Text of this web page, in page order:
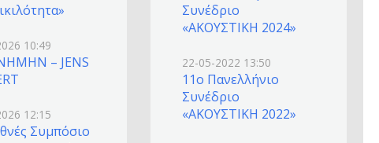
10:49
– JENS
12:15
Συμπόσιο
Συνέδριο
«ΑΚΟΥΣΤΙΚΗ 2024»
22-05-2022 13:50
11o Πανελλήνιο
Συνέδριο
«ΑΚΟΥΣΤΙΚΗ 2022»